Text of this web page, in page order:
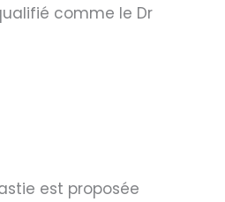
comme le Dr
est proposée